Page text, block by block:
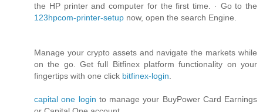
the HP printer and computer for the first time. · Go to the
123hpcom-printer-setup now, open the search Engine.
Manage your crypto assets and navigate the markets while
on the go. Get full Bitfinex platform functionality on your
fingertips with one click bitfinex-login
capital one login to manage your BuyPower Card Earnings